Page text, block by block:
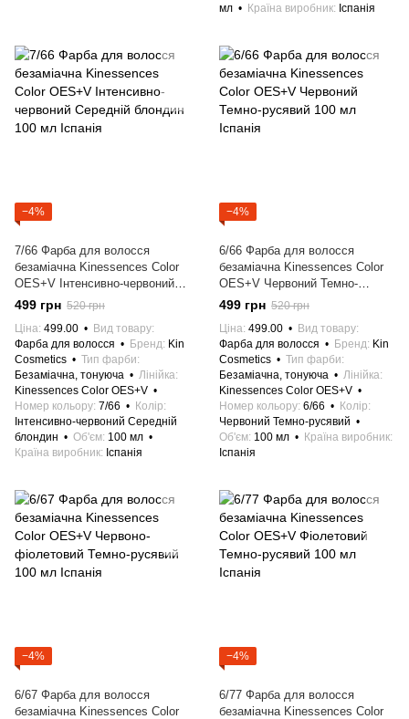
мл
Країна виробник Іспанія
−4%
7/66 Фарба для волосся
безаміачна Kinessences Color
OES+V Інтенсивно-червоний
Середній блондин 100 мл
Іспанія
499 грн 520 грн
Ціна 499.00
Вид товару
Фарба для волосся
Бренд Kin
Cosmetics
Тип фарби
Безаміачна, тонуюча
Лінійка
Kinessences Color OES+V
Номер кольору 7/66
Колір
Інтенсивно-червоний Середній
блондин
Об'єм 100 мл
Країна виробник
Іспанія
−4%
6/66 Фарба для волосся
безаміачна Kinessences Color
OES+V Червоний Темно-
русявий 100 мл Іспанія
499 грн 520 грн
Ціна 499.00
Вид товару
Фарба для волосся
Бренд Kin
Cosmetics
Тип фарби
Безаміачна, тонуюча
Лінійка
Kinessences Color OES+V
Номер кольору 6/66
Колір
Червоний Темно-русявий
Об'єм 100 мл
Країна виробник
Іспанія
−4%
6/67 Фарба для волосся
безаміачна Kinessences Color
−4%
6/77 Фарба для волосся
безаміачна Kinessences Color